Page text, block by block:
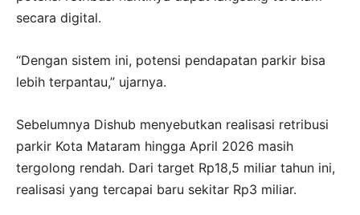
secara digital.
“Dengan sistem ini, potensi pendapatan parkir bisa
lebih terpantau,” ujarnya.
Sebelumnya Dishub menyebutkan realisasi retribusi
parkir Kota Mataram hingga April 2026 masih
tergolong rendah. Dari target Rp18,5 miliar tahun ini,
realisasi yang tercapai baru sekitar Rp3 miliar.